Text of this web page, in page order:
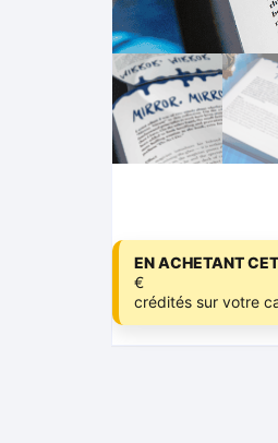
EN ACHETANT
€
crédités sur votre